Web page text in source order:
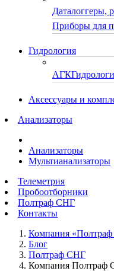
Даталоггеры,
Приборы для
Гидрология
АГК
Аксессуары и
Анализаторы
Анализаторы
Мультианализаторы
Телеметрия
Пробоотборники
Полтраф СНГ
Контакты
Компания
Блог
Полтраф СНГ
Компания Полтраф